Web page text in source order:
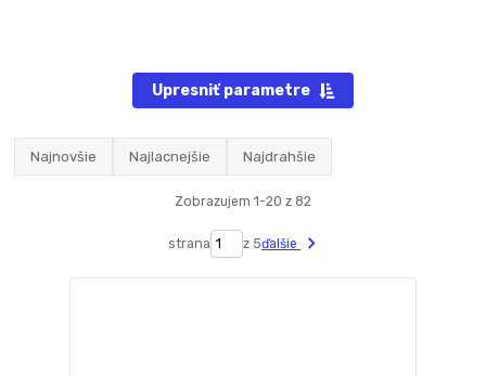
Upresniť parametre
Najnovšie Najlacnejšie Najdrahšie
Zobrazujem 1-20 z 82
strana z 5ďalšie